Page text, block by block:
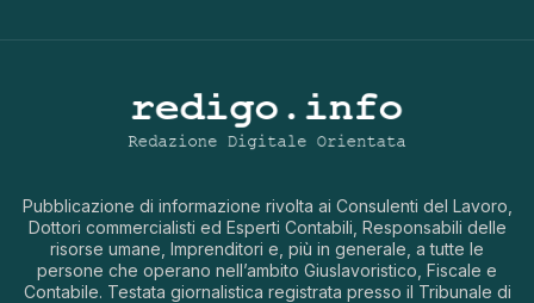
Pubblicazione di informazione rivolta ai Consulenti del Lavoro,
Dottori commercialisti ed Esperti Contabili, Responsabili delle
risorse umane, Imprenditori e, più in generale, a tutte le
persone che operano nell’ambito Giuslavoristico, Fiscale e
Contabile. Testata giornalistica registrata presso il Tribunale di